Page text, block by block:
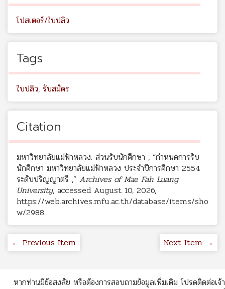
โปสเตอร์/ใบปลิว
Tags
ใบปลิว, รับสมัคร
Citation
มหาวิทยาลัยแม่ฟ้าหลวง. ส่วนรับนักศึกษา , “กำหนดการรับ
นักศึกษา มหาวิทยาลัยแม่ฟ้าหลวง ประจำปีการศึกษา 2554
ระดับปริญญาตรี ,” Archives of Mae Fah Luang
University, accessed August 10, 2026,
https://web.archives.mfu.ac.th/database/items/sho
w/2988.
← Previous Item Next Item →
หากท่านมีข้อสงสัย หรือต้องการสอบถามข้อมูลเพิ่มเติม โปรดติดต่อเจ้า